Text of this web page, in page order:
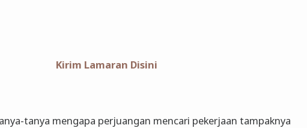
Kirim Lamaran Disini
tanya mengapa perjuangan mencari pekerjaan tampaknya